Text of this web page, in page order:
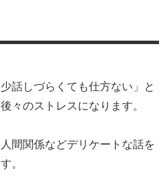
話しづらくても仕方ない」と
々のストレスになります。
間関係などデリケートな話を
。